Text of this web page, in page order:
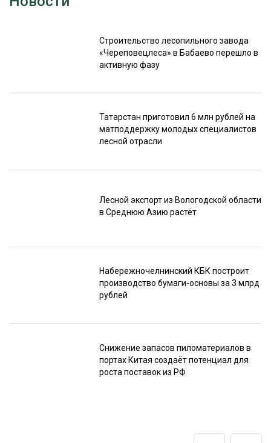
Строительство лесопильного завода
«Череповецлеса» в Бабаево перешло в
активную фазу
Татарстан приготовил 6 млн рублей на
матподдержку молодых специалистов
лесной отрасли
Лесной экспорт из Вологодской области
в Среднюю Азию растёт
Набережночелнинский КБК построит
производство бумаги-основы за 3 млрд
рублей
Снижение запасов пиломатериалов в
портах Китая создаёт потенциал для
роста поставок из РФ